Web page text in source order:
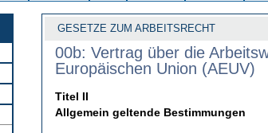
GESETZE ZUM ARBEITSRECHT
00b: Vertrag über die
Europäischen Union (AEUV)
Titel II
Allgemein geltende Bestimmungen